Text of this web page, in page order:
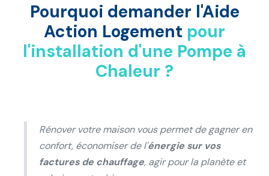
Pourquoi demander l'Aide
Action Logement pour
l'installation d'une Pompe à
Chaleur ?
Rénover votre maison vous permet de gagner en
confort, économiser de l'énergie sur vos
factures de chauffage, agir pour la planète et